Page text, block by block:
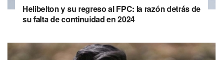
Helibelton y su regreso al FPC: la razón detrás de
su falta de continuidad en 2024